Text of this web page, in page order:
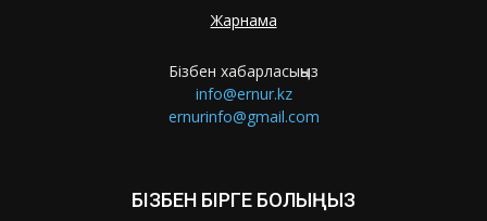
Жарнама
Бізбен хабарласыңыз
info@ernur.kz
ernurinfo@gmail.com
БІЗБЕН БІРГЕ БОЛЫҢЫЗ